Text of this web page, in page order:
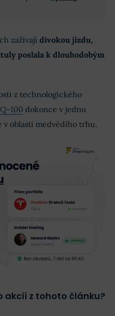
zažívají divokou jízdu,
poslala k dlouhodobým
z technologického
100 dokonce v jednu
v oblasti medvědího trhu.
akcií z tohoto článku?